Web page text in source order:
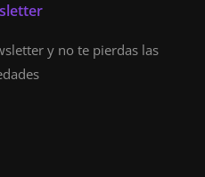
y no te pierdas las